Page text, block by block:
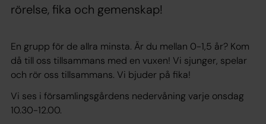
rörelse, fika och gemenskap!
En grupp för de allra minsta. Är du mellan 0-1,5 år? Kom
då till oss tillsammans med en vuxen! Vi sjunger, spelar
och rör oss tillsammans. Vi bjuder på fika!
Vi ses i församlingsgårdens nedervåning varje onsdag
10.30-12.00.